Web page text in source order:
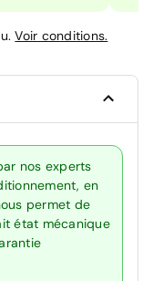
Voir conditions.
nos experts
en
permet de
état mécanique